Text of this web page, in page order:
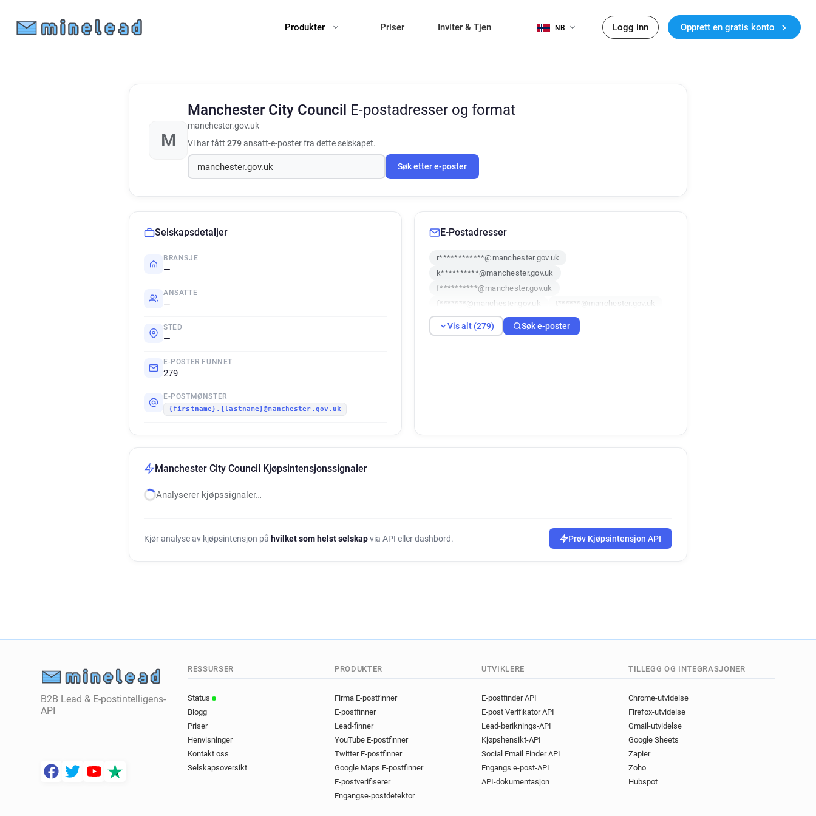
Produkter Priser Inviter & Tjen NB Logg inn Opprett en gratis konto
M
Manchester City Council E-postadresser og format
manchester.gov.uk
Vi har fått 279ansatt-e-poster fra dette selskapet.
Søk etter e-poster
Selskapsdetaljer
BRANSJE
—
ANSATTE
—
STED
—
E-POSTER FUNNET
279
E-POSTMØNSTER
{firstname}.{lastname}@manchester.gov.uk
E-Postadresser
r************@manchester.gov.uk
k**********@manchester.gov.uk
f**********@manchester.gov.uk
f*******@manchester.gov.uk
t******@manchester.gov.uk
x******@manchester.gov.uk
t*******@manchester.gov.uk
t********@manchester.gov.uk
g******@manchester.gov.uk
c************@manchester.gov.uk
m**********@manchester.gov.uk
c********@manchester.gov.uk
f******@manchester.gov.uk
m***********@manchester.gov.uk
i*******@manchester.gov.uk
n************@manchester.gov.uk
b******@manchester.gov.uk
t******@manchester.gov.uk
l*******@manchester.gov.uk
o**********@manchester.gov.uk
Vis alt (279) Søk e-poster
Manchester City Council Kjøpsintensjonssignaler
Analyserer kjøpssignaler…
Kjør analyse av kjøpsintensjon på hvilket som helst selskapvia API eller dashbord. Prøv Kjøpsintensjon API
B2B Lead & E-postintelligens-
API
RESSURSER
Status
Blogg
Priser
Henvisninger
Kontakt oss
Selskapsoversikt
PRODUKTER
Firma E-postfinner
E-postfinner
Lead-finner
YouTube E-postfinner
Twitter E-postfinner
Google Maps E-postfinner
E-postverifiserer
Engangse-postdetektor
UTVIKLERE
E-postfinder API
E-post Verifikator API
Lead-beriknings-API
Kjøpshensikt-API
Social Email Finder API
Engangs e-post-API
API-dokumentasjon
TILLEGG OG INTEGRASJONER
Chrome-utvidelse
Firefox-utvidelse
Gmail-utvidelse
Google Sheets
Zapier
Zoho
Hubspot